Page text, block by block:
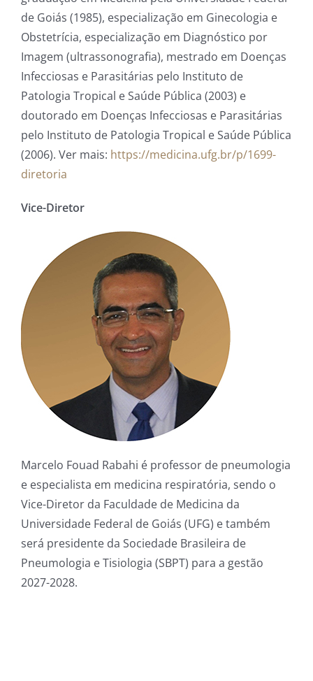
de Goiás (1985), especialização em Ginecologia e
Obstetrícia, especialização em Diagnóstico por
Imagem (ultrassonografia), mestrado em Doenças
Infecciosas e Parasitárias pelo Instituto de
Patologia Tropical e Saúde Pública (2003) e
doutorado em Doenças Infecciosas e Parasitárias
pelo Instituto de Patologia Tropical e Saúde Pública
(2006). Ver mais: https://medicina.ufg.br/p/1699-
diretoria
Vice-Diretor
Marcelo Fouad Rabahi é professor de pneumologia
e especialista em medicina respiratória, sendo o
Vice-Diretor da Faculdade de Medicina da
Universidade Federal de Goiás (UFG) e também
será presidente da Sociedade Brasileira de
Pneumologia e Tisiologia (SBPT) para a gestão
2027-2028.